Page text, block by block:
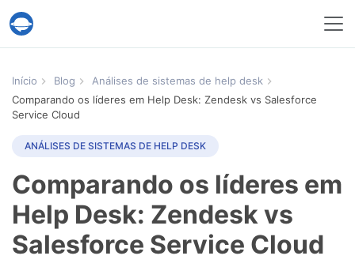
Serviço Help Desk Migration
Início Blog
Análises de sistemas de help desk
Comparando os líderes em Help Desk: Zendesk vs Salesforce
Service Cloud
ANÁLISES DE SISTEMAS DE HELP DESK
Comparando os líderes em
Help Desk: Zendesk vs
Salesforce Service Cloud